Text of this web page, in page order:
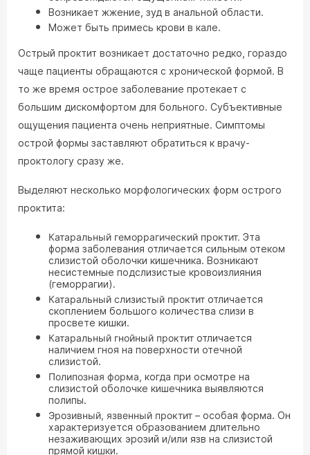
Возникает жжение, зуд в анальной области.
Может быть примесь крови в кале.
Острый проктит возникает достаточно редко, гораздо
чаще пациенты обращаются с хронической формой. В
то же время острое заболевание протекает с
большим дискомфортом для больного. Субъективные
ощущения пациента очень неприятные. Симптомы
острой формы заставляют обратиться к врачу-
проктологу сразу же.
Выделяют несколько морфологических форм острого
проктита:
Катаральный геморрагический проктит. Эта
форма заболевания отличается сильным отеком
слизистой оболочки кишечника. Возникают
несистемные подслизистые кровоизлияния
(геморрагии).
Катаральный слизистый проктит отличается
скоплением большого количества слизи в
просвете кишки.
Катаральный гнойный проктит отличается
наличием гноя на поверхности отечной
слизистой.
Полипозная форма , когда при осмотре на
слизистой оболочке кишечника выявляются
полипы.
Эрозивный, язвенный проктит – особая форма. Он
характеризуется образованием длительно
незаживающих эрозий и/или язв на слизистой
прямой кишки.